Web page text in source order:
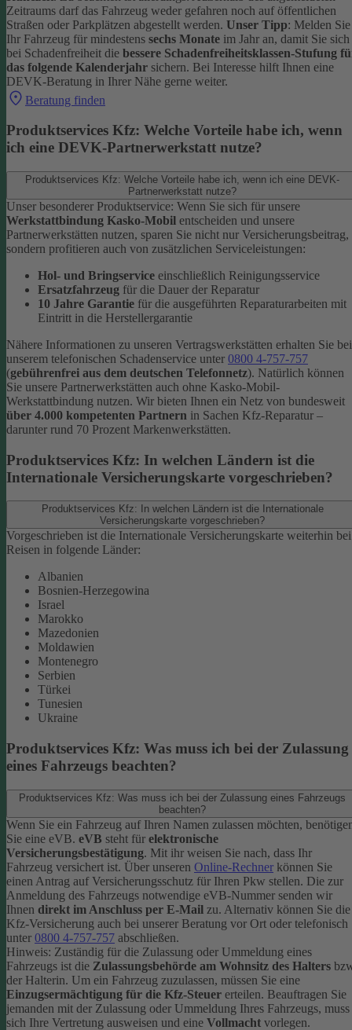
Zeitraums darf das Fahrzeug weder gefahren noch auf öffentlichen
Straßen oder Parkplätzen abgestellt werden. Unser Tipp: Melden Sie
Ihr Fahrzeug für mindestens sechs Monate im Jahr an, damit Sie sich
bei Schadenfreiheit die bessere Schadenfreiheitsklassen-Stufung
das folgende Kalenderjahr sichern. Bei Interesse hilft Ihnen eine
DEVK-Beratung in Ihrer Nähe gerne weiter.
Beratung finden
Produktservices Kfz: Welche Vorteile habe ich, wenn
ich eine DEVK-Partnerwerkstatt nutze?
Produktservices Kfz: Welche Vorteile habe ich, wenn ich eine DEVK-
Partnerwerkstatt nutze?
Unser besonderer Produktservice: Wenn Sie sich für unsere
Werkstattbindung Kasko-Mobil entscheiden und unsere
Partnerwerkstätten nutzen, sparen Sie nicht nur Versicherungsbeitrag,
sondern profitieren auch von zusätzlichen Serviceleistungen:
Hol- und Bringservice einschließlich Reinigungsservice
Ersatzfahrzeug für die Dauer der Reparatur
10 Jahre Garantie für die ausgeführten Reparaturarbeiten mit
Eintritt in die Herstellergarantie
Nähere Informationen zu unseren Vertragswerkstätten erhalten Sie bei
unserem telefonischen Schadenservice unter 0800 4-757-757
(gebührenfrei aus dem deutschen Telefonnetz). Natürlich können
Sie unsere Partnerwerkstätten auch ohne Kasko-Mobil-
Werkstattbindung nutzen. Wir bieten Ihnen ein Netz von bundesweit
über 4.000 kompetenten Partnern in Sachen Kfz-Reparatur –
darunter rund 70 Prozent Markenwerkstätten.
Produktservices Kfz: In welchen Ländern ist die
Internationale Versicherungskarte vorgeschrieben?
Produktservices Kfz: In welchen Ländern ist die Internationale
Versicherungskarte vorgeschrieben?
Vorgeschrieben ist die Internationale Versicherungskarte weiterhin bei
Reisen in folgende Länder:
Albanien
Bosnien-Herzegowina
Israel
Marokko
Mazedonien
Moldawien
Montenegro
Serbien
Türkei
Tunesien
Ukraine
Produktservices Kfz: Was muss ich bei der Zulassung
eines Fahrzeugs beachten?
Produktservices Kfz: Was muss ich bei der Zulassung eines Fahrzeugs
beachten?
Wenn Sie ein Fahrzeug auf Ihren Namen zulassen möchten,
Sie eine eVB. eVB steht für elektronische
Versicherungsbestätigung. Mit ihr weisen Sie nach, dass Ihr
Fahrzeug versichert ist. Über unseren Online-Rechner können Sie
einen Antrag auf Versicherungsschutz für Ihren Pkw stellen. Die zur
Anmeldung des Fahrzeugs notwendige eVB-Nummer senden wir
Ihnen direkt im Anschluss per E-Mail zu. Alternativ können Sie die
Kfz-Versicherung auch bei unserer Beratung vor Ort oder telefonisch
unter 0800 4-757-757 abschließen.
Hinweis: Zuständig für die Zulassung oder Ummeldung eines
Fahrzeugs ist die Zulassungsbehörde am Wohnsitz des Halters
der Halterin. Um ein Fahrzeug zuzulassen, müssen Sie eine
Einzugsermächtigung für die Kfz-Steuer erteilen. Beauftragen Sie
jemanden mit der Zulassung oder Ummeldung Ihres Fahrzeugs, muss
sich Ihre Vertretung ausweisen und eine Vollmacht vorlegen.